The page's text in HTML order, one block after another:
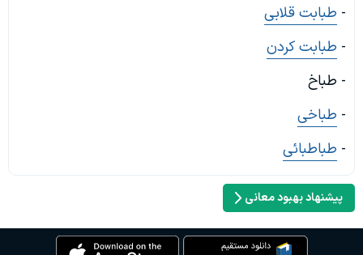
- طبابت قلابی
- طبابت کردن
- طباخ
- طباخی
- طباطبائی
پیشنهاد بهبود معانی